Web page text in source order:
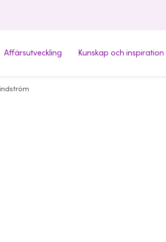
Affärsutveckling Kunskap och inspiration